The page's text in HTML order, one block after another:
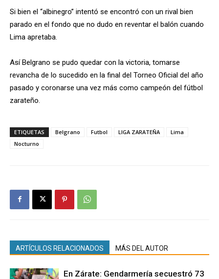
Si bien el “albinegro” intentó se encontró con un rival bien
parado en el fondo que no dudo en reventar el balón cuando
Lima apretaba.
Así Belgrano se pudo quedar con la victoria, tomarse
revancha de lo sucedido en la final del Torneo Oficial del año
pasado y coronarse una vez más como campeón del fútbol
zarateño.
ETIQUETAS Belgrano Futbol LIGA ZARATEÑA
Lima
Nocturno
ARTÍCULOS RELACIONADOS MÁS DEL AUTOR
En Zárate: Gendarmería secuestró 73